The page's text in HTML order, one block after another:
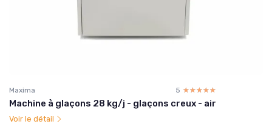
Maxima 5 ☆☆☆☆☆
★★★★★
Machine à glaçons 28 kg/j - glaçons creux - air
Voir le détail